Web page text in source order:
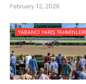
February 12, 2026
YABANCI YARIŞ TAHMINLERI